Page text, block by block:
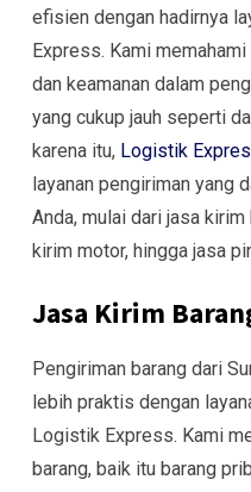
efisien dengan hadirnya
Express. Kami
dan keamanan dalam
yang cukup jauh seperti
karena itu, Logistik
layanan pengiriman yang
Anda, mulai dari jasa
kirim motor, hingga jasa
Jasa Kirim
Pengiriman barang dari
lebih praktis dengan
Logistik Express. Kami
barang, baik itu barang